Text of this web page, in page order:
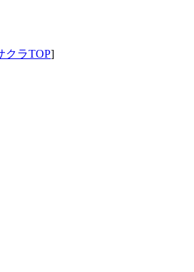
クラTOP]